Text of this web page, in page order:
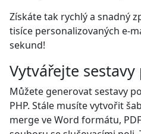
Získáte tak rychlý a snadný
tisíce personalizovaných e-
sekund!
Vytvářejte sestavy
Můžete generovat sestavy
PHP. Stále musíte vytvořit
merge ve Word formátu,